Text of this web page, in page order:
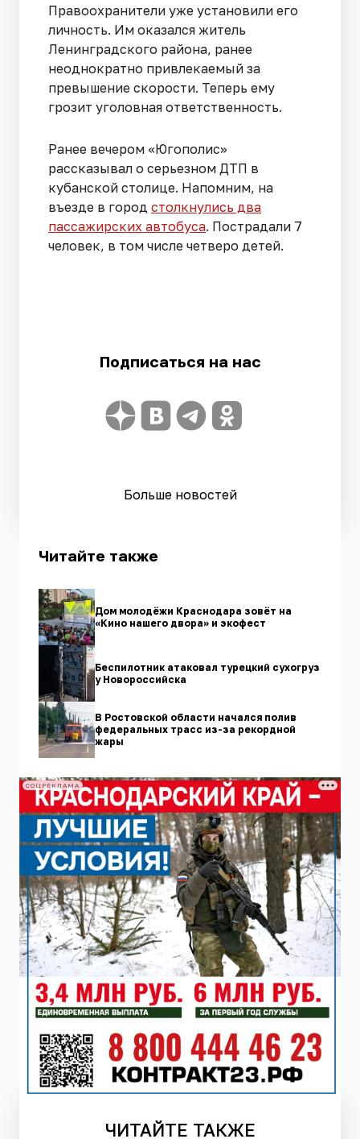
Правоохранители уже установили его
личность. Им оказался житель
Ленинградского района, ранее
неоднократно привлекаемый за
превышение скорости. Теперь ему
грозит уголовная ответственность.
Ранее вечером «Югополис»
рассказывал о серьезном ДТП в
кубанской столице. Напомним, на
въезде в город столкнулись два
пассажирских автобуса. Пострадали 7
человек, в том числе четверо детей.
Подписаться на нас
Больше новостей
Читайте также
Дом молодёжи Краснодара зовёт на
«Кино нашего двора» и экофест
Беспилотник атаковал турецкий сухогруз
у Новороссийска
В Ростовской области начался полив
федеральных трасс из-за рекордной
жары
СОЦРЕКЛАМА
ЧИТАЙТЕ ТАКЖЕ